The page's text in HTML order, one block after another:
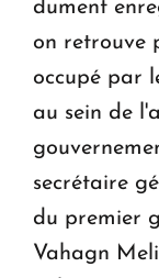
dument
on retrouve
occupé par
au sein de
secrétaire
du premier
Vahagn